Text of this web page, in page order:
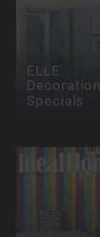
ELLE
Decoration
Specials